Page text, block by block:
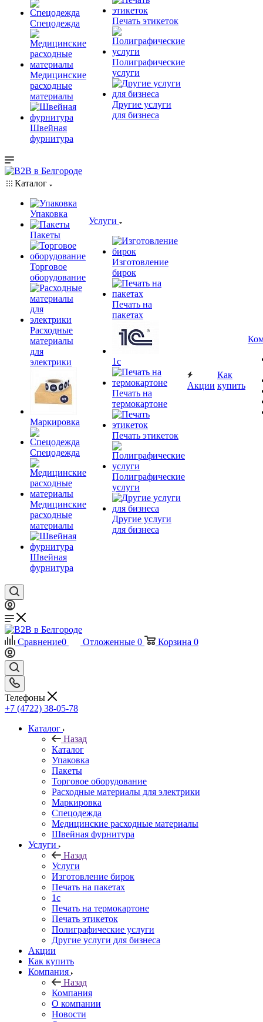
Спецодежда
Медицинские
расходные
материалы
Швейная
фурнитура
Печать этикеток
Полиграфические
услуги
Другие услуги
для бизнеса
Каталог
Упаковка
Пакеты
Торговое
оборудование
Расходные
материалы
для
электрики
Маркировка
Спецодежда
Медицинские
расходные
материалы
Швейная
фурнитура
Услуги
Изготовление
бирок
Печать на
пакетах
1c
Печать на
термокартоне
Печать этикеток
Полиграфические
услуги
Другие услуги
для бизнеса
Акции
Как
купить
Сравнение0 Отложенные 0 Корзина 0
Телефоны
+7 (4722) 38-05-78
Каталог
Назад
Каталог
Упаковка
Пакеты
Торговое оборудование
Расходные материалы для электрики
Маркировка
Спецодежда
Медицинские расходные материалы
Швейная фурнитура
Услуги
Назад
Услуги
Изготовление бирок
Печать на пакетах
1c
Печать на термокартоне
Печать этикеток
Полиграфические услуги
Другие услуги для бизнеса
Акции
Как купить
Компания
Назад
Компания
О компании
Новости